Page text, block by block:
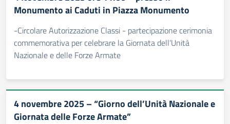
Monumento ai Caduti in Piazza Monumento
-Circolare Autorizzazione Classi - partecipazione cerimonia
commemorativa per celebrare la Giornata dell’Unità
Nazionale e delle Forze Armate
4 novembre 2025 – “Giorno dell’Unità Nazionale e
Giornata delle Forze Armate”